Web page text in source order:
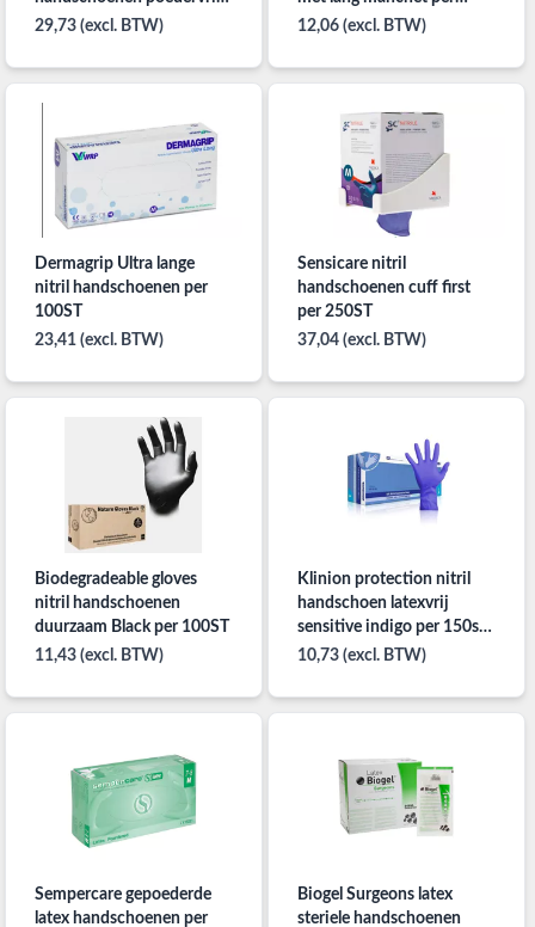
Indigo
29,73 (excl. BTW)
100ST
12,06 (excl. BTW)
Dermagrip Ultra lange
nitril handschoenen per
100ST
23,41 (excl. BTW)
Sensicare nitril
handschoenen cuff first
per 250ST
37,04 (excl. BTW)
Biodegradeable gloves
nitril handschoenen
duurzaam Black per 100ST
11,43 (excl. BTW)
Klinion protection nitril
handschoen latexvrij
sensitive indigo per 150st.
XL
10,73 (excl. BTW)
Sempercare gepoederde
latex handschoenen per
Biogel Surgeons latex
steriele handschoenen